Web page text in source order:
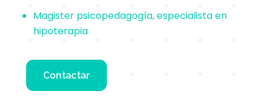
Magister psicopedagogía, especialista en
hipoterapia
Contactar